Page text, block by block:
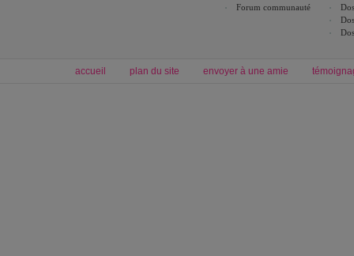
Forum communauté
accueil plan du site envoyer à une amie